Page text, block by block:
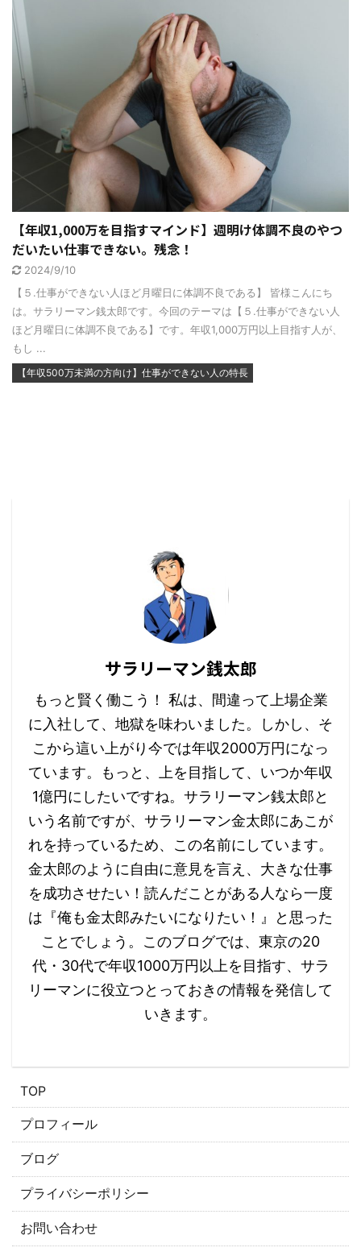
【年収1,000万を目指すマインド】週明け体調不良のやつ
だいたい仕事できない。残念！
2024/9/10
【５.仕事ができない人ほど月曜日に体調不良である】 皆様こんにち
は。サラリーマン銭太郎です。今回のテーマは【５.仕事ができない人
ほど月曜日に体調不良である】です。年収1,000万円以上目指す人が、
もし ...
【年収500万未満の方向け】仕事ができない人の特長
サラリーマン銭太郎
もっと賢く働こう！ 私は、間違って上場企業
に入社して、地獄を味わいました。しかし、そ
こから這い上がり今では年収2000万円になっ
ています。もっと、上を目指して、いつか年収
1億円にしたいですね。サラリーマン銭太郎と
いう名前ですが、サラリーマン金太郎にあこが
れを持っているため、この名前にしています。
金太郎のように自由に意見を言え、大きな仕事
を成功させたい！読んだことがある人なら一度
は『俺も金太郎みたいになりたい！』と思った
ことでしょう。 ​​このブログでは、東京の20
代・30代で年収1000万円以上を目指す、サラ
リーマンに役立つとっておきの情報を発信して
いきます。
​TOP
プロフィール
ブログ
プライバシーポリシー
お問い合わせ